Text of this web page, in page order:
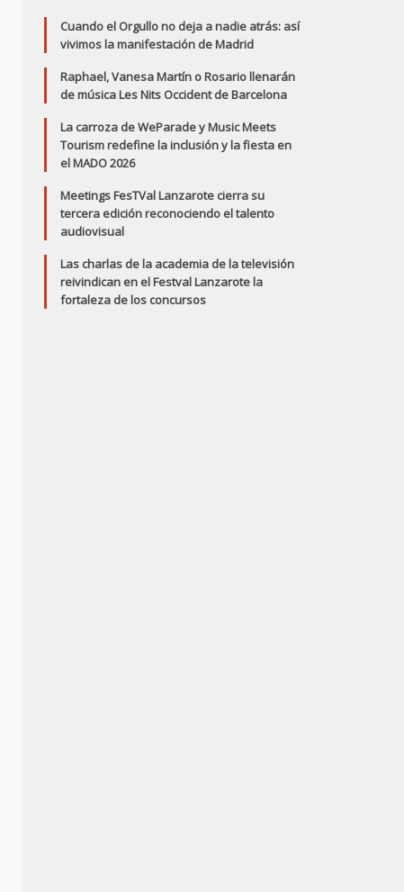
Cuando el Orgullo no deja a nadie atrás: así
vivimos la manifestación de Madrid
Raphael, Vanesa Martín o Rosario llenarán
de música Les Nits Occident de Barcelona
La carroza de WeParade y Music Meets
Tourism redefine la inclusión y la fiesta en
el MADO 2026
Meetings FesTVal Lanzarote cierra su
tercera edición reconociendo el talento
audiovisual
Las charlas de la academia de la televisión
reivindican en el Festval Lanzarote la
fortaleza de los concursos